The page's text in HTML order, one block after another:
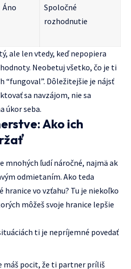
Áno
Spoločné
rozhodnutie
ale len vtedy, keď nepopiera
Neobetuj všetko, čo je ti
“fungoval”. Dôležitejšie je nájsť
sa navzájom, nie sa
úkor seba.
Ako ich
mnohých ľudí náročné, najmä ak
odmietaním. Ako teda
hranice vo vzťahu? Tu je niekoľko
môžeš svoje hranice lepšie
ti je nepríjemné povedať
máš pocit, že ti partner príliš